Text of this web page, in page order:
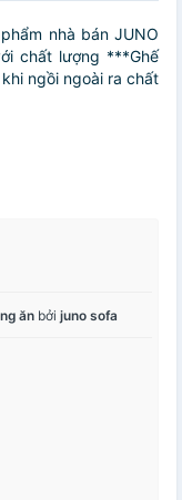
nhà bán JUNO
chất lượng ***Ghế
ngồi ngoài ra chất
ăn bởi juno sofa